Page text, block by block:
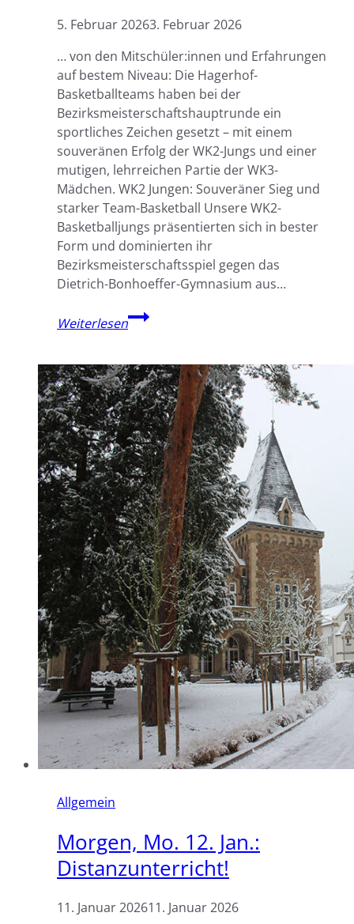
5. Februar 20263. Februar 2026
… von den Mitschüler:innen und Erfahrungen
auf bestem Niveau: Die Hagerhof-
Basketballteams haben bei der
Bezirksmeisterschaftshauptrunde ein
sportliches Zeichen gesetzt – mit einem
souveränen Erfolg der WK2-Jungs und einer
mutigen, lehrreichen Partie der WK3-
Mädchen. WK2 Jungen: Souveräner Sieg und
starker Team-Basketball Unsere WK2-
Basketballjungs präsentierten sich in bester
Form und dominierten ihr
Bezirksmeisterschaftsspiel gegen das
Dietrich-Bonhoeffer-Gymnasium aus…
WeiterlesenViel
Einsatz,
Unterstützung
…
Allgemein
Morgen, Mo. 12. Jan.:
Distanzunterricht!
11. Januar 202611. Januar 2026